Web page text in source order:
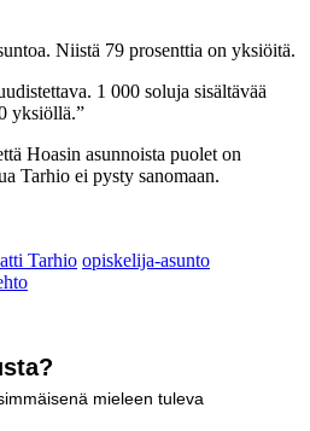
Niistä 79 prosenttia on yksiöitä.
1 000 soluja sisältävää
yksiöllä.”
Hoasin asunnoista puolet on
Tarhio ei pysty sanomaan.
Tarhio opiskelija-asunto
mieleen tuleva